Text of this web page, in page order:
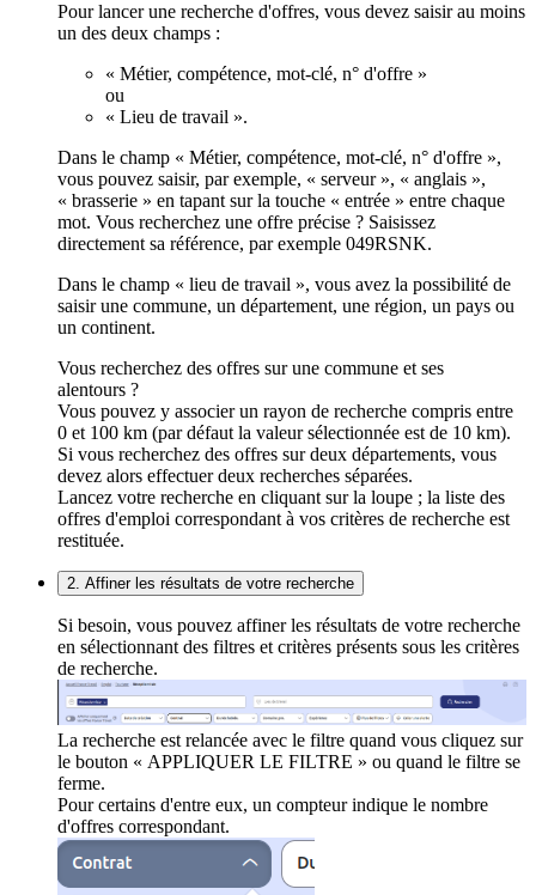
Pour lancer une recherche d'offres, vous devez saisir au moins
un des deux champs :
« Métier, compétence, mot-clé, n° d'offre »
ou
« Lieu de travail ».
Dans le champ « Métier, compétence, mot-clé, n° d'offre »,
vous pouvez saisir, par exemple, « serveur », « anglais »,
« brasserie » en tapant sur la touche « entrée » entre chaque
mot. Vous recherchez une offre précise ? Saisissez
directement sa référence, par exemple 049RSNK.
Dans le champ « lieu de travail », vous avez la possibilité de
saisir une commune, un département, une région, un pays ou
un continent.
Vous recherchez des offres sur une commune et ses
alentours ?
Vous pouvez y associer un rayon de recherche compris entre
0 et 100 km (par défaut la valeur sélectionnée est de 10 km).
Si vous recherchez des offres sur deux départements, vous
devez alors effectuer deux recherches séparées.
Lancez votre recherche en cliquant sur la loupe ; la liste des
offres d'emploi correspondant à vos critères de recherche est
restituée.
2. Affiner les résultats de votre recherche
Si besoin, vous pouvez affiner les résultats de votre recherche
en sélectionnant des filtres et critères présents sous les critères
de recherche.
La recherche est relancée avec le filtre quand vous cliquez sur
le bouton « APPLIQUER LE FILTRE » ou quand le filtre se
ferme.
Pour certains d'entre eux, un compteur indique le nombre
d'offres correspondant.